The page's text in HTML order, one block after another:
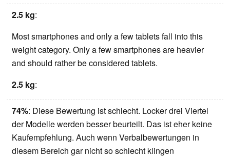
2.5 kg:
Most smartphones and only a few tablets fall into this
weight category. Only a few smartphones are heavier
and should rather be considered tablets.
2.5 kg:
74%: Diese Bewertung ist schlecht. Locker drei Viertel
der Modelle werden besser beurteilt. Das ist eher keine
Kaufempfehlung. Auch wenn Verbalbewertungen in
diesem Bereich gar nicht so schlecht klingen